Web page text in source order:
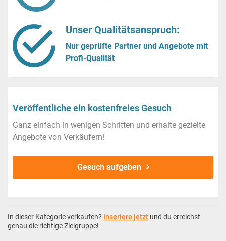
Unser Qualitätsanspruch:
Nur geprüfte Partner und Angebote mit
Profi-Qualität
Veröffentliche ein kostenfreies Gesuch
Ganz einfach in wenigen Schritten und erhalte gezielte
Angebote von Verkäufern!
Gesuch aufgeben
In dieser Kategorie verkaufen? Inseriere jetzt und du erreichst
genau die richtige Zielgruppe!